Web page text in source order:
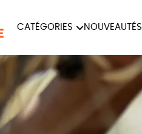
CATÉGORIES
ÉPICERIE
PAPETERIE
NOUVEAUTÉS